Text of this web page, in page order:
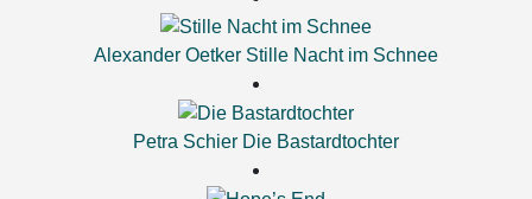
Alexander Oetker Stille Nacht im Schnee
Petra Schier Die Bastardtochter